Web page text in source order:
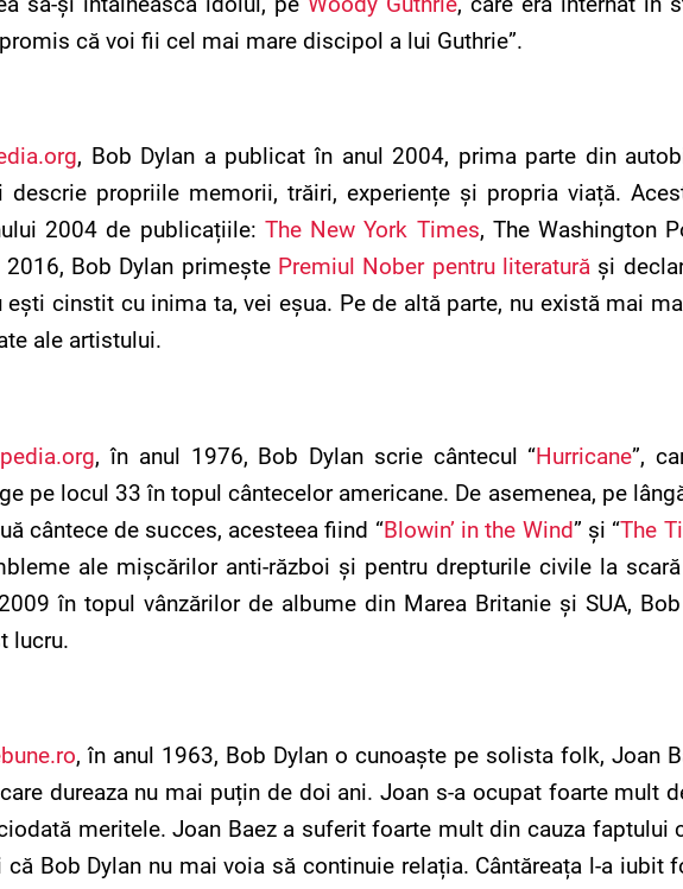
că voi fii cel mai mare discipol a lui Guthrie”.
, Bob Dylan a publicat în anul 2004, prima parte din
descrie propriile memorii, trăiri, experiențe și propria viață.
2004 de publicațiile: The New York Times, The Washington
2016, Bob Dylan primește Premiul Nober pentru literaturăși
ești cinstit cu inima ta, vei eșua. Pe de altă parte, nu există mai
ale artistului.
, în anul 1976, Bob Dylan scrie cântecul “Hurricane”,
pe locul 33 în topul cântecelor americane. De asemenea, pe
cântece de succes, acesteea fiind “Blowin’ in the Wind” și “The
ale mișcărilor anti-război și pentru drepturile civile la
în topul vânzărilor de albume din Marea Britanie și SUA,
lucru.
, în anul 1963, Bob Dylan o cunoaște pe solista folk, Joan
dureaza nu mai puțin de doi ani. Joan s-a ocupat foarte mult
meritele. Joan Baez a suferit foarte mult din cauza
că Bob Dylan nu mai voia să continuie relația. Cântăreața l-a